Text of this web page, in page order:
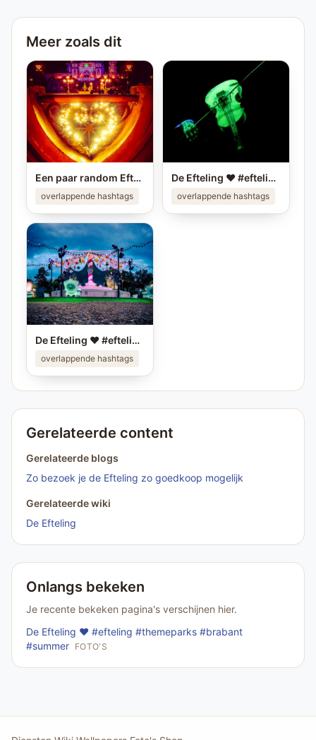
Meer zoals dit
Een paar random Efteling foto's ❤️ Deel je eigen mooiste Efteling foto in je story op #instagram en tag me! #efteling #themeparks #happyplace #brabant #enjoy #pretpark
overlappende hashtags
De Efteling ❤️ #efteling #themeparks #pretparken #brabant
overlappende hashtags
De Efteling ❤️ #efteling #themeparks #pretparken #brabant
overlappende hashtags
Gerelateerde content
Gerelateerde blogs
Zo bezoek je de Efteling zo goedkoop mogelijk
Gerelateerde wiki
De Efteling
Onlangs bekeken
Je recente bekeken pagina's verschijnen hier.
De Efteling ❤️ #efteling #themeparks #brabant
#summer FOTO'S